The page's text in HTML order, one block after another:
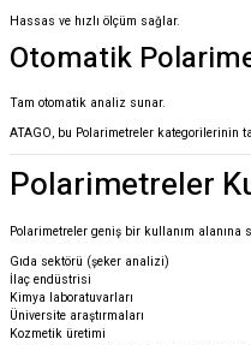
Hassas ve hızlı ölçüm sağlar.
Otomatik
Tam otomatik analiz sunar.
ATAGO, bu Polarimetreler kategorilerinin
Polarimetreler
Polarimetreler geniş bir kullanım alanına
Gıda sektörü (şeker analizi)
İlaç endüstrisi
Kimya laboratuvarları
Üniversite araştırmaları
Kozmetik üretimi